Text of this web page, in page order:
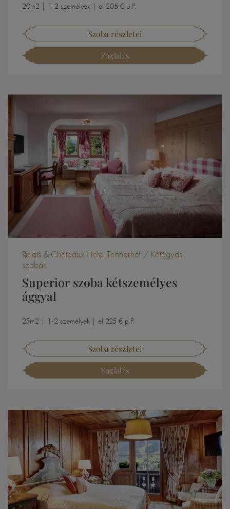
20m2 | 1-2 személyek | el 205 € p.P.
Szoba részletei
Foglalás
Relais & Châteaux Hotel Tennerhof / Kétágyas
szobák
Superior szoba kétszemélyes
ággyal
25m2 | 1-2 személyek | el 225 € p.P.
Szoba részletei
Foglalás